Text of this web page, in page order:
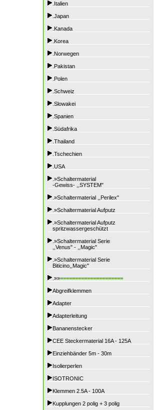
.Italien
.Japan
.Kanada
.Korea
.Norwegen
.Pakistan
.Polen
.Schweiz
.Slowakei
.Spanien
.Südafrika
.Thailand
.Tschechien
.USA
.»Schaltermaterial
-Gewiss- ,,SYSTEM"
.»Schaltermaterial ,,Perilex"
.»Schaltermaterial Aufputz
.»Schaltermaterial Aufputz
spritzwassergeschützt
.»Schaltermaterial Serie
,,Venus" - ,,Magic"
.»Schaltermaterial Serie
Biticino,,Magic"
.»»=====================
Abgreifklemmen
Adapter
Adapterleitung
Bananenstecker
CEE Steckermaterial 16A - 125A
Einziehbänder 5m - 30m
Isolierperlen
ISOTRONIC
Klemmen 2.5A - 100A
Kupplungen 2 polig + 3 polig